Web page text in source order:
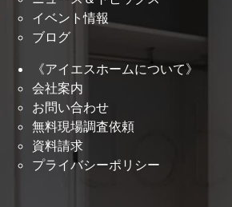
イベント情報
ブログ
《アイエスホームについて》
会社案内
お問い合わせ
無料現場調査依頼
資料請求
プライバシーポリシー